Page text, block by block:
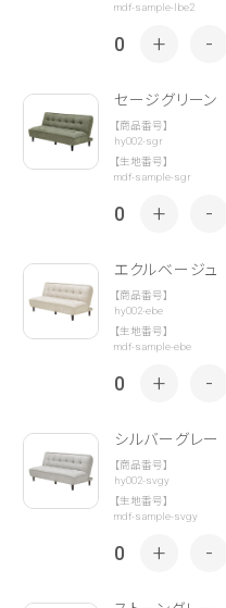
mdf-sample-lbe2
0 + -
セージグリーン
【商品番号】
hy002-sgr
【生地番号】
mdf-sample-sgr
0 + -
エクルベージュ
【商品番号】
hy002-ebe
【生地番号】
mdf-sample-ebe
0 + -
シルバーグレー
【商品番号】
hy002-svgy
【生地番号】
mdf-sample-svgy
0 + -